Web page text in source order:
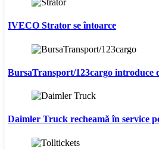
IVECO Strator se întoarce
BursaTransport/123cargo introduce
Daimler Truck recheamă în service